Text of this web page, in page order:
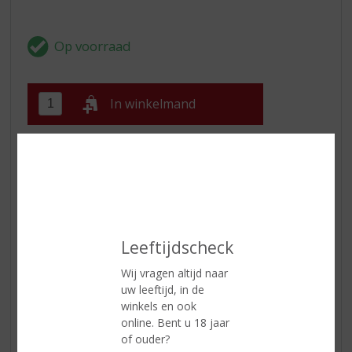
Leeftijdscheck
Wij vragen altijd naar
uw leeftijd, in de
winkels en ook
online. Bent u 18 jaar
of ouder?
In winkelmand
75 CL
Alcoholpercentage
12% vol
Champagne
lichtgele kleur